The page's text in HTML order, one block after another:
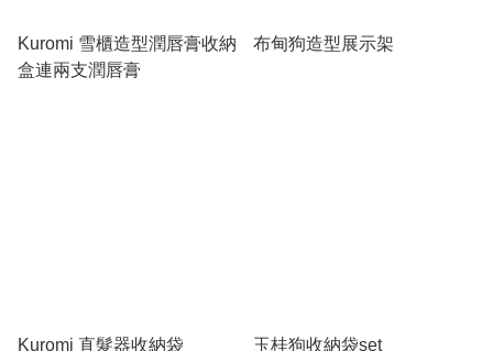
Kuromi 雪櫃造型潤唇膏收納
盒連兩支潤唇膏
布甸狗造型展示架
Kuromi 直髮器收納袋 玉桂狗收納袋set